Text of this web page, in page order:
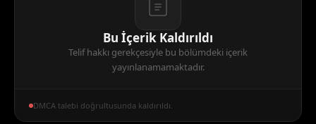
Bu İçerik Kaldırıldı
Telif hakkı gerekçesiyle bu bölümdeki içerik
yayınlanamamaktadır.
DMCA talebi doğrultusunda kaldırıldı.